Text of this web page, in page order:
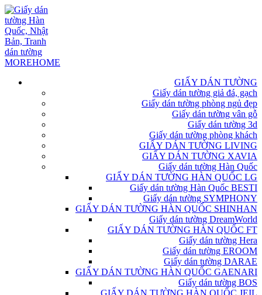
GIẤY DÁN TƯỜNG
Giấy dán tường giả đá, gạch
Giấy dán tường phòng ngủ đẹp
Giấy dán tường vân gỗ
Giấy dán tường 3d
Giấy dán tường phòng khách
GIẤY DÁN TƯỜNG LIVING
GIẤY DÁN TƯỜNG XAVIA
Giấy dán tường Hàn Quốc
GIẤY DÁN TƯỜNG HÀN QUỐC LG
Giấy dán tường Hàn Quốc BESTI
Giấy dán tường SYMPHONY
GIẤY DÁN TƯỜNG HÀN QUỐC SHINHAN
Giấy dán tường DreamWorld
GIẤY DÁN TƯỜNG HÀN QUỐC FT
Giấy dán tường Hera
Giấy dán tường EROOM
Giấy dán tường DARAE
GIẤY DÁN TƯỜNG HÀN QUỐC GAENARI
Giấy dán tường BOS
GIẤY DÁN TƯỜNG HÀN QUỐC JEIL